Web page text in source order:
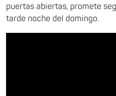
puertas abiertas, promete
tarde noche del domingo.